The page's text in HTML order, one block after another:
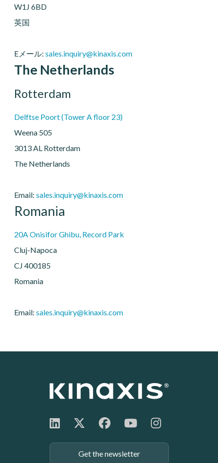
W1J 6BD
英国
Eメール: sales.inquiry@kinaxis.com
The Netherlands
Rotterdam
Delftse Poort (Tower A floor 23)
Weena 505
3013 AL Rotterdam
The Netherlands
Email: sales.inquiry@kinaxis.com
Romania
20A Onisifor Ghibu, Record Park
Cluj-Napoca
CJ 400185
Romania
Email: sales.inquiry@kinaxis.com
Get the newsletter